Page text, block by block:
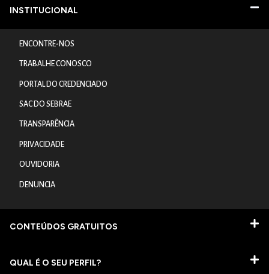
INSTITUCIONAL
ENCONTRE-NOS
TRABALHE CONOSCO
PORTAL DO CREDENCIADO
SAC DO SEBRAE
TRANSPARÊNCIA
PRIVACIDADE
OUVIDORIA
DENUNCIA
CONTEÚDOS GRATUITOS
QUAL É O SEU PERFIL?